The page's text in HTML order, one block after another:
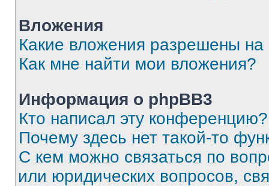
Вложения
Какие вложения разрешены
Как мне найти мои вложения?
Информация о phpBB3
Кто написал эту конференцию?
Почему здесь нет такой-то
С кем можно связаться по
или юридических вопросов,